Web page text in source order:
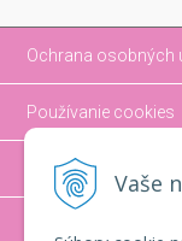
Vaše
Ochrana osobných
Používanie cookies
Možnosti platby a